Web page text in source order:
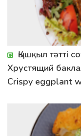
Қышқыл тәтті
Хрустящий
Crispy eggplant